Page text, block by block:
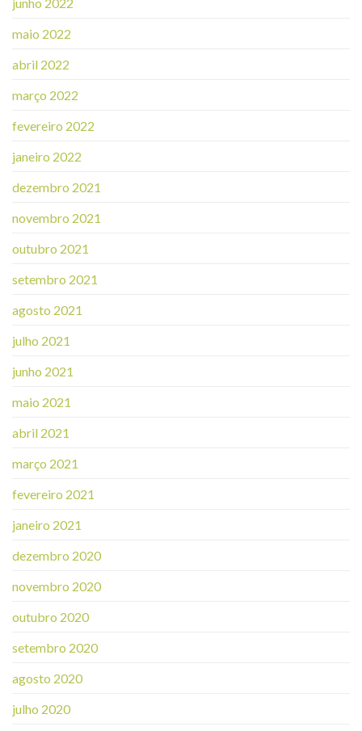
maio 2022
abril 2022
março 2022
fevereiro 2022
janeiro 2022
dezembro 2021
novembro 2021
outubro 2021
setembro 2021
agosto 2021
julho 2021
junho 2021
maio 2021
abril 2021
março 2021
fevereiro 2021
janeiro 2021
dezembro 2020
novembro 2020
outubro 2020
setembro 2020
agosto 2020
julho 2020